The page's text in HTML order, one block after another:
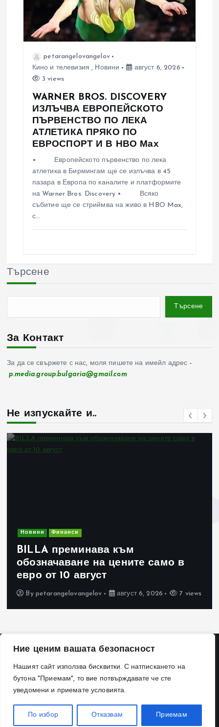
Ние ценим вашата безопасност
Нашият сайт използва бисквитки. С натпискането на
бутона "Приемам", то вие потвърждавате че сте
уведомени и приемате условията.
По избор Отказвам Приемам
petarangelovangelov
Кино и телевизия , Новини
август 6, 2026
3 views
WARNER BROS. DISCOVERY
ИЗЛЪЧВА ЕВРОПЕЙСКОТО
ПЪРВЕНСТВО ПО ЛЕКА
АТЛЕТИКА ПРЯКО ПО
ЕВРОСПОРТ И В НВО Мах
• Европейското първенство по лека
атлетика в Бирмингам ще се излъчва в 45
пазара в Европа по каналите и платформите
на Warner Bros. Discovery • Всяко
събитие ще се стриймва на живо в HBO Max,
с…
Търсене
Търсене
За Контакт
За да се свържете с нас, моля пишете на имейл адрес –
p.media.group.bulgaria@gmail.com
Не изпускайте и..
Новини Финанси
BILLA преминава към
обозначаване на цените само в
евро от 10 август
By petarangelovangelov август 6, 2026 7 views
Copyright © 2026 Bulgaria News | Powered by